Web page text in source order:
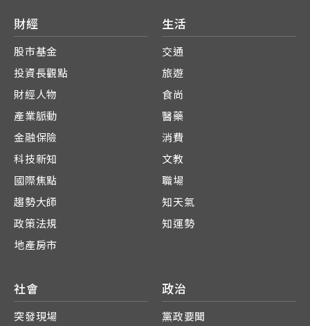
財經
股市基金
投資長觀點
財經人物
產業脈動
金融保險
科技新知
國際焦點
趨勢大師
政策法規
地產房市
生活
交通
旅遊
食尚
醫藥
消費
文教
職場
知天氣
知運勢
社會
突發現場
政治
黨政要聞